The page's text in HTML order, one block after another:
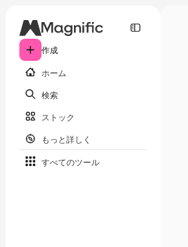
作成
ホーム
検索
ストック
もっと詳しく
すべてのツール